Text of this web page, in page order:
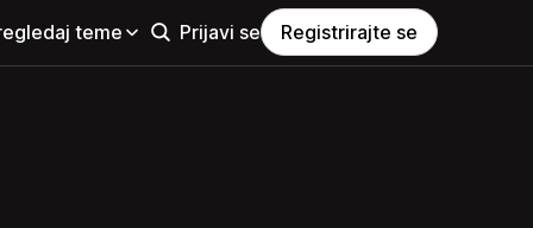
teme Prijavi se Registrirajte se